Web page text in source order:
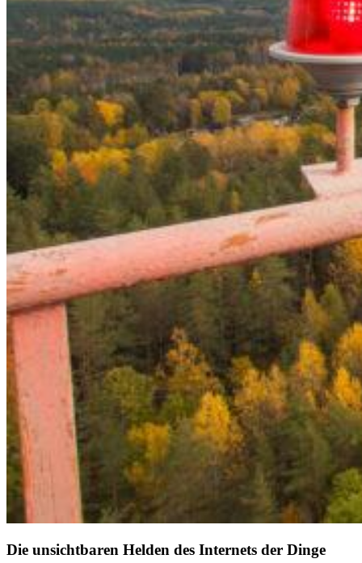
Die unsichtbaren Helden des Internets der Dinge